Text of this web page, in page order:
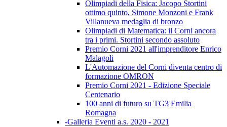
Olimpiadi della Fisica: Jacopo Stortini
ottimo quinto, Simone Monzoni e Frank
Villanueva medaglia di bronzo
Olimpiadi di Matematica: il Corni ancora
tra i primi. Stortini secondo assoluto
Premio Corni 2021 all'imprenditore Enrico
Malagoli
L'Automazione del Corni diventa centro di
formazione OMRON
Premio Corni 2021 - Edizione Speciale
Centenario
100 anni di futuro su TG3 Emilia
Romagna
-Galleria Eventi a.s. 2020 - 2021